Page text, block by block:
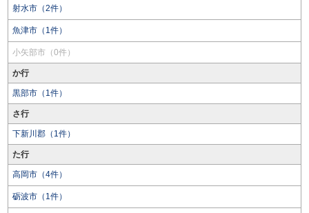
射水市（2件）
魚津市（1件）
小矢部市（0件）
か行
黒部市（1件）
さ行
下新川郡（1件）
た行
高岡市（4件）
砺波市（1件）